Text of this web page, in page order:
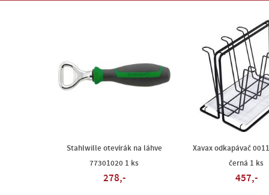
Stahlwille otevírák na láhve
77301020 1 ks
278,-
Xavax odkapávač
černá 1 ks
457,-